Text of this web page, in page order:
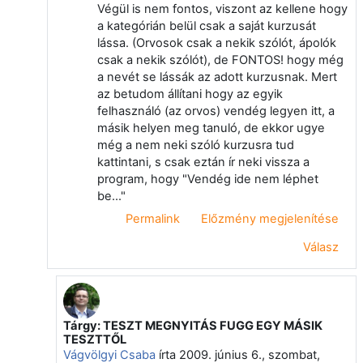
Végül is nem fontos, viszont az kellene hogy
a kategórián belül csak a saját kurzusát
lássa. (Orvosok csak a nekik szólót, ápolók
csak a nekik szólót), de FONTOS! hogy még
a nevét se lássák az adott kurzusnak. Mert
az betudom állítani hogy az egyik
felhasználó (az orvos) vendég legyen itt, a
másik helyen meg tanuló, de ekkor ugye
még a nem neki szóló kurzusra tud
kattintani, s csak eztán ír neki vissza a
program, hogy "Vendég ide nem léphet
be..."
Permalink
Előzmény megjelenítése
Válasz
Válasz erre: Törölt felhasználó
Tárgy: TESZT MEGNYITÁS FUGG EGY MÁSIK
TESZTTŐL
Vágvölgyi Csaba írta 2009. június 6., szombat,